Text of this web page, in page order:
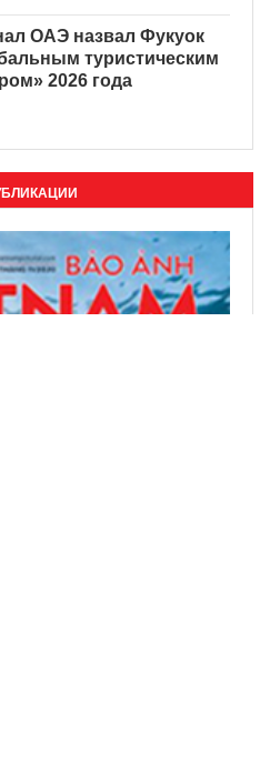
ОАЭ назвал Фукуок
туристическим
2026 года